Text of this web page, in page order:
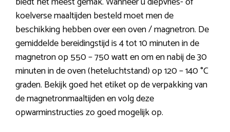
koelverse maaltijden besteld moet men de
beschikking hebben over een oven / magnetron. De
gemiddelde bereidingstijd is 4 tot 10 minuten in de
magnetron op 550 – 750 watt en om en nabij de 30
minuten in de oven (heteluchtstand) op 120 – 140 °C
graden. Bekijk goed het etiket op de verpakking van
de magnetronmaaltijden en volg deze
opwarminstructies zo goed mogelijk op.